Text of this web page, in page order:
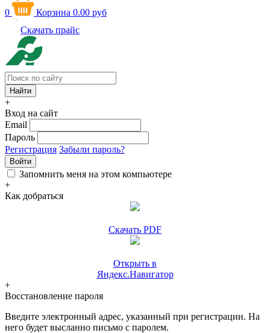
0 Корзина 0.00 руб
Скачать прайс
+
Вход на сайт
Email
Пароль
Регистрация Забыли пароль?
Войти
Запомнить меня на этом компьютере
+
Как добраться
Скачать PDF
Открыть в
Яндекс.Навигатор
+
Восстановление пароля
Введите электронный адрес, указанный при регистрации. На
него будет высланно письмо с паролем.